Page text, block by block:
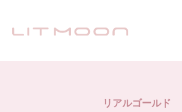
リアルゴールド